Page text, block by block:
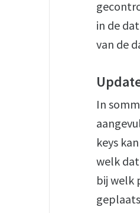
in de
van de
In
keys
welk
bij welk